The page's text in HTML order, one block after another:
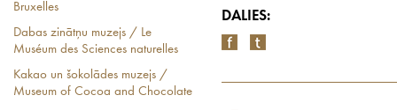
Bruxelles
Dabas zinātņu muzejs / Le
Muséum des Sciences naturelles
Kakao un šokolādes muzejs /
Museum of Cocoa and Chocolate
DALIES: